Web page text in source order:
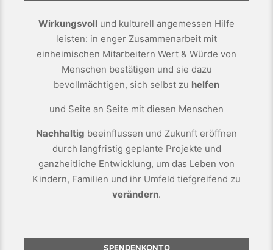
Wirkungsvoll und kulturell angemessen Hilfe
leisten: in enger Zusammenarbeit mit
einheimischen Mitarbeitern Wert & Würde von
Menschen bestätigen und sie dazu
bevollmächtigen, sich selbst zu helfen
und Seite an Seite mit diesen Menschen
Nachhaltig beeinflussen und Zukunft eröffnen
durch langfristig geplante Projekte und
ganzheitliche Entwicklung, um das Leben von
Kindern, Familien und ihr Umfeld tiefgreifend zu
verändern.
SPENDENKONTO